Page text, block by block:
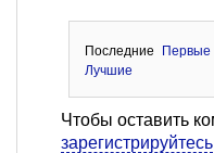
Последние
Первые
Лучшие
Чтобы оставить
зарегистрируйтесь